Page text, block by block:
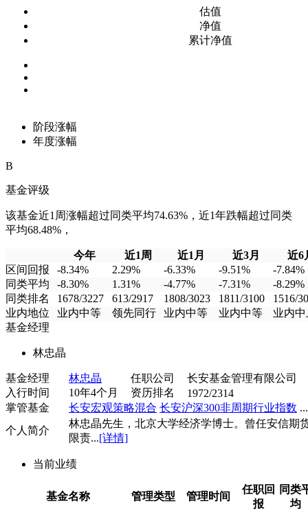
估值
净值
累计净值
阶段涨幅
年度涨幅
B
基金评级
该基金近1周涨幅超过同类平均74.63%，近1年跌幅超过同类
平均68.48%，
今年 近1周 近1月 近3月
近6
区间回报
-8.34% 2.29% -6.33% -9.51%
-7.84%
同类平均
-8.30% 1.31% -4.77% -7.31%
-8.29%
同类排名
1678/3227 613/2917 1808/3023 1811/3100
1516/
业内地位
业内中等 领先同行 业内中等 业内中等
业内
基金经理
林忠晶
基金经理 林忠晶 任职公司
长安基金管理有限公司
入行时间
10年4个月 资历排名
1972/2314
掌管基金
长安宏观策略混合 长安沪深300非周期行业指数 ...
个人简介
林忠晶先生，北京大学经济学博士。曾任安信期
限责...[详情]
当前业绩
基金名称 管理类型 管理时间
任职回
报
同类
均